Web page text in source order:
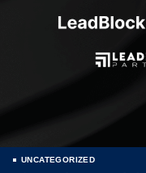
UNCATEGORIZED